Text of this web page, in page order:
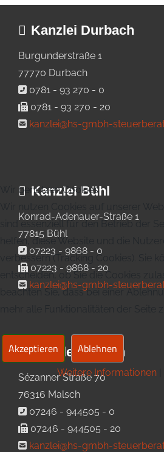
Kanzlei Durbach
Burgunderstraße 1
77770 Durbach
0781 - 93 270 - 0
0781 - 93 270 - 20
kanzlei@hs-gmbh-
Kanzlei Bühl
Konrad-Adenauer-Straße 1
77815 Bühl
07223 - 9868 - 0
07223 - 9868 - 20
kanzlei@hs-gmbh-
Kanzlei Malsch
Sézanner Straße 70
76316 Malsch
07246 - 944505 - 0
07246 - 944505 - 20
kanzlei@hs-gmbh-
Wir benutzen Cookies
sind essenziell für den Betrieb der
helfen, diese Website und die
verbessern (Tracking Cookies). Sie
entscheiden, ob Sie die Cookies
beachten Sie, dass bei einer
Akzeptieren Ablehnen
Weitere Informationen|